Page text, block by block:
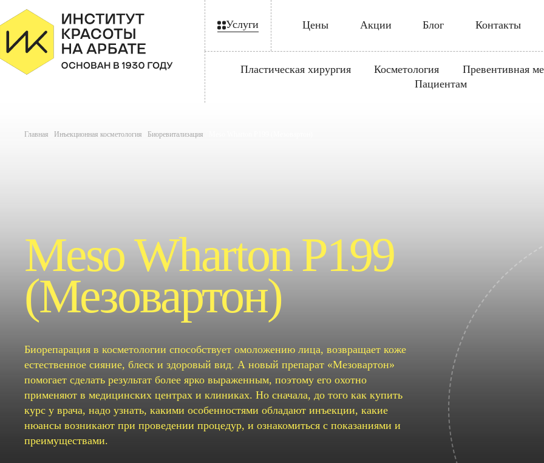
Услуги Цены Акции Блог Контакты
Пластическая хирургия Косметология
Превентивная
Пациентам
Главная Инъекционная косметология Биоревитализация
Meso Wharton P199
(Мезовартон)
Биорепарация в косметологии способствует омоложению лица, возвращает коже
естественное сияние, блеск и здоровый вид. А новый препарат «Мезовартон»
помогает сделать результат более ярко выраженным, поэтому его охотно
применяют в медицинских центрах и клиниках. Но сначала, до того как купить
курс у врача, надо узнать, какими особенностями обладают инъекции, какие
нюансы возникают при проведении процедур, и ознакомиться с показаниями и
преимуществами.